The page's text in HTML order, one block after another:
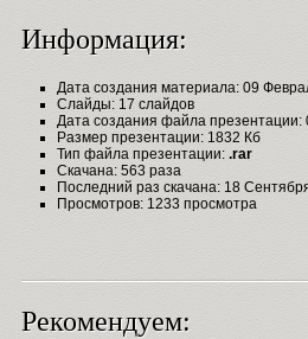
Информация:
Дата создания материала: 09
Слайды: 17 слайдов
Дата создания файла презентации:
Размер презентации: 1832 Кб
Тип файла презентации: .rar
Скачана: 563 раза
Последний раз скачана: 18
Просмотров: 1233 просмотра
Рекомендуем: